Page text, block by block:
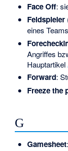
Face Off:
Feldspieler
eines
Angriffes
Hauptartikel
Forward:
Freeze the
G
Gamesheet